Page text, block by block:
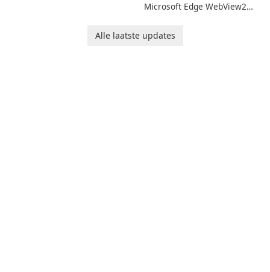
Microsoft Edge WebView2
Alle laatste updates